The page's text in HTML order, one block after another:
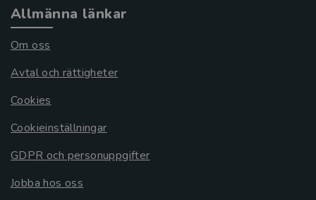
Allmänna länkar
Om oss
Avtal och rättigheter
Cookies
Cookieinställningar
GDPR och personuppgifter
Jobba hos oss